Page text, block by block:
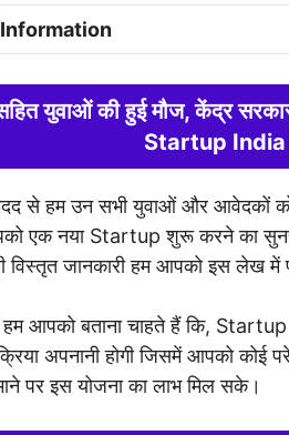
युवाओं की हुई मौज, केंद्र
Startup
से हम उन सभी युवाओं और आवेदकों
एक नया Startup शुरू करने का
विस्तृत जानकारी हम आपको इस लेख में
हम आपको बताना चाहते हैं कि,
अपनानी होगी जिसमें आपको कोई
पर इस योजना का लाभ मिल सके।